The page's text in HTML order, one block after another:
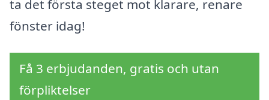
ta det första steget mot klarare, renare
fönster idag!
Få 3 erbjudanden, gratis och utan
förpliktelser